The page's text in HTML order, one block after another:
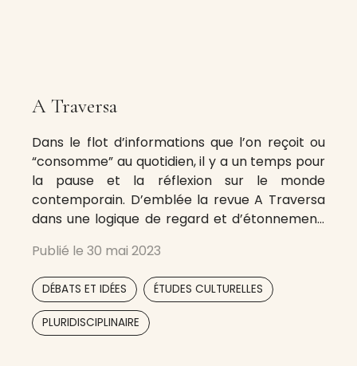
A Traversa
Dans le flot d’informations que l’on reçoit ou
“consomme” au quotidien, il y a un temps pour
la pause et la réflexion sur le monde
contemporain. D’emblée la revue A Traversa
dans une logique de regard et d’étonnement,
dans l’espace méditerranéen – monde si
divers – où fractures géopolitiques
Publié le 30 mai 2023
DÉBATS ET IDÉES ÉTUDES CULTURELLES
PLURIDISCIPLINAIRE